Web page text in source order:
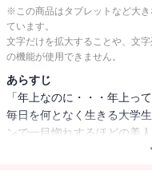
※この商品はタブレットなど大
ています。
文字だけを拡大することや、文
の機能が使用できません。
あらすじ
「年上なのに・・・年上っ
毎日を何となく生きる大学
ンで一目惚れするほどの美
ず残念・・・と思っていた